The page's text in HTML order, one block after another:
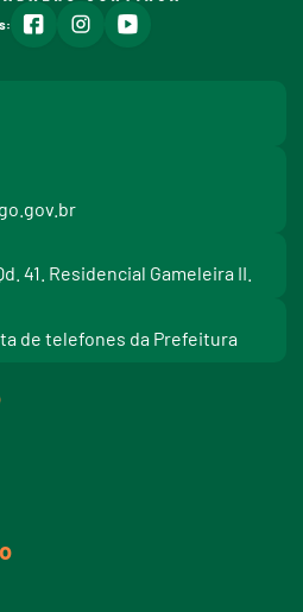
facebookinstagramyoutube
41. Residencial Gameleira II.
de telefones da Prefeitura